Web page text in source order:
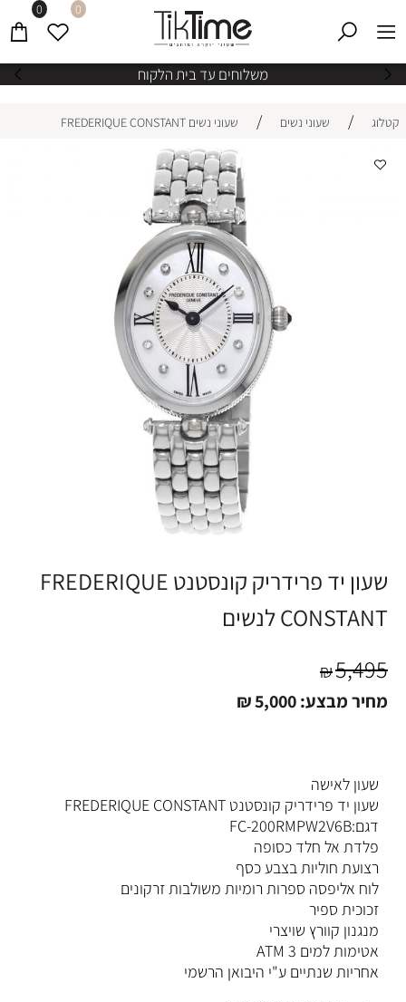
משלוחים עד בית הלקוח
0 0
קטלוג / שעוני נשים / שעוני נשים FREDERIQUE CONSTANT
שעון יד פרידריק קונסטנט FREDERIQUE
CONSTANT לנשים
₪5,495
מחיר מבצע: ₪5,000
שעון לאישה
שעון יד פרידריק קונסטנט FREDERIQUE CONSTANT
דגם:FC-200RMPW2V6B
פלדת אל חלד כסופה
רצועת חוליות בצבע כסף
לוח אליפסה ספרות רומיות משולבות זרקונים
זכוכית ספיר
מנגנון קוורץ שויצרי
אטימות למים 3 ATM
אחריות שנתיים ע"י היבואן הרשמי